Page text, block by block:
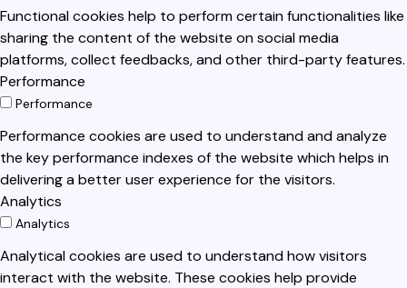
Functional cookies help to perform certain functionalities like
sharing the content of the website on social media
platforms, collect feedbacks, and other third-party features.
Performance
Performance
Performance cookies are used to understand and analyze
the key performance indexes of the website which helps in
delivering a better user experience for the visitors.
Analytics
Analytics
Analytical cookies are used to understand how visitors
interact with the website. These cookies help provide